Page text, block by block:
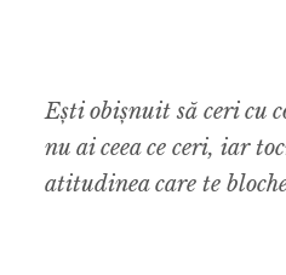
Ești obișnuit să ceri cu
nu ai ceea ce ceri, iar
atitudinea care te